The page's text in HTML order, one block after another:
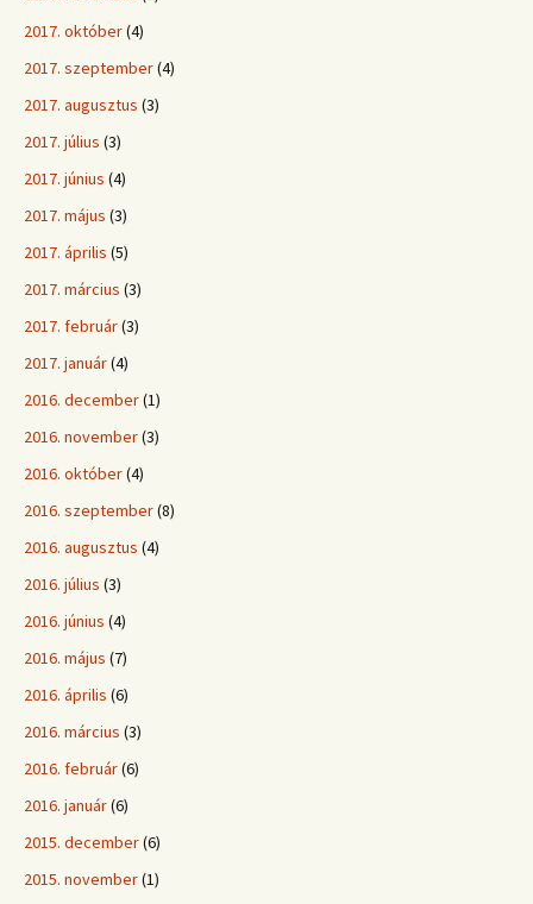
2017. október(4)
2017. szeptember(4)
2017. augusztus (3)
2017. július (3)
2017. június (4)
2017. május (3)
2017. április (5)
2017. március (3)
2017. február(3)
2017. január(4)
2016. december(1)
2016. november(3)
2016. október(4)
2016. szeptember(8)
2016. augusztus (4)
2016. július (3)
2016. június (4)
2016. május (7)
2016. április (6)
2016. március (3)
2016. február(6)
2016. január(6)
2015. december(6)
2015. november(1)